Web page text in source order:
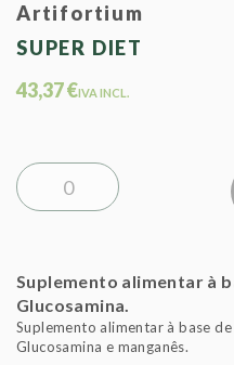
Artifortium
SUPER DIET
43,37 €IVA INCL.
Suplemento alimentar à
Glucosamina.
Suplemento alimentar à base
Glucosamina e manganês.